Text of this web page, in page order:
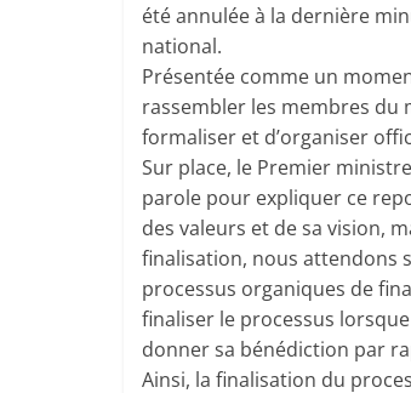
été annulée à la dernière
national.
Présentée comme un
rassembler les membres du
formaliser et d’organiser
Sur place, le Premier
parole pour expliquer ce
des valeurs et de sa vision,
finalisation, nous attendons
processus organiques de
finaliser le processus
donner sa bénédiction par
Ainsi, la finalisation du